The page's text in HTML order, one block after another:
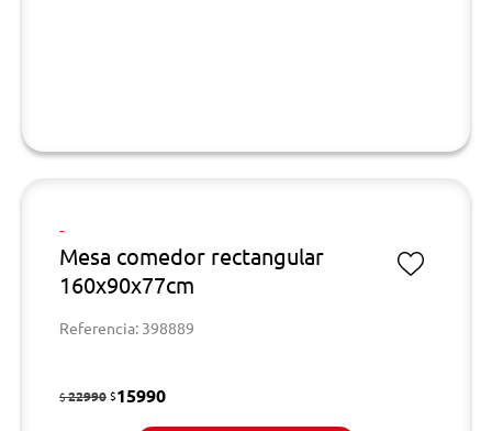
-
Mesa comedor rectangular
160x90x77cm
Referencia: 398889
$22990 $15990